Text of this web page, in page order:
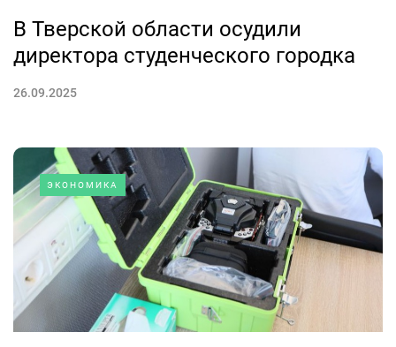
В Тверской области осудили
директора студенческого городка
26.09.2025
ЭКОНОМИКА